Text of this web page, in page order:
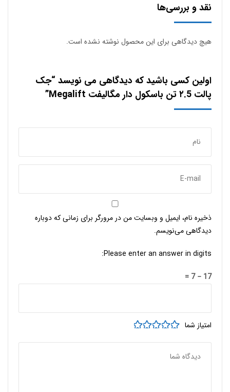
نقد و بررسی‌ها
هیچ دیدگاهی برای این محصول نوشته نشده است.
اولین کسی باشید که دیدگاهی می نویسد “جک
پالت ٢.5 تن باسکول دار مگالیفت Megalift”
ذخیره نام، ایمیل و وبسایت من در مرورگر برای زمانی که دوباره
دیدگاهی می‌نویسم.
Please enter an answer in digits:
17 − 7 =
امتیاز شما
1 of 5
stars
2 of 5
stars
3 of 5
stars
4 of 5
stars
5 of 5
stars